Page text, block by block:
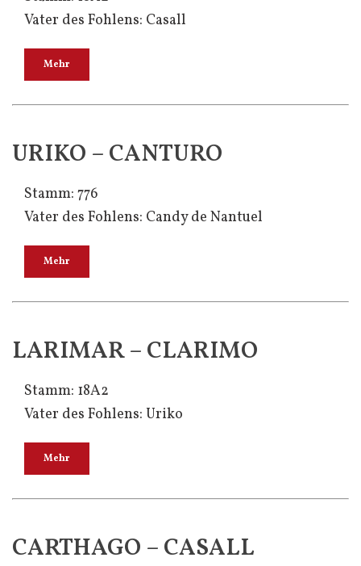
Vater des Fohlens: Casall
Mehr
URIKO – CANTURO
Stamm: 776
Vater des Fohlens: Candy de Nantuel
Mehr
LARIMAR – CLARIMO
Stamm: 18A2
Vater des Fohlens: Uriko
Mehr
CARTHAGO – CASALL